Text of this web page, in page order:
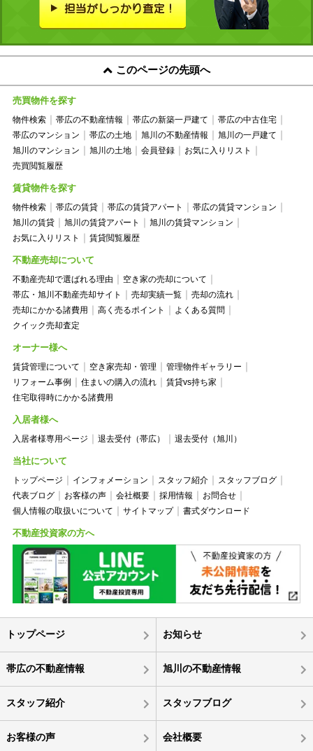
このページの先頭へ
売買物件を探す
物件検索 帯広の不動産情報 帯広の新築一戸建て
帯広の中古住宅
帯広のマンション
帯広の土地 旭川の不動産情報
旭川の一戸建て
旭川のマンション
旭川の土地 会員登録
お気に入りリスト
売買閲覧履歴
賃貸物件を探す
物件検索 帯広の賃貸 帯広の賃貸アパート
帯広の賃貸マンション
旭川の賃貸
旭川の賃貸アパート
旭川の賃貸マンション
お気に入りリスト
賃貸閲覧履歴
不動産売却について
不動産売却で選ばれる理由
空き家の売却について
帯広・旭川不動産売却サイト
売却実績一覧
売却の流れ
売却にかかる諸費用
高く売るポイント
よくある質問
クイック売却査定
オーナー様へ
賃貸管理について 空き家売却・管理
管理物件ギャラリー
リフォーム事例
住まいの購入の流れ
賃貸vs持ち家
住宅取得時にかかる諸費用
入居者様へ
入居者様専用ページ 退去受付（帯広） 退去受付（旭川）
当社について
トップページ インフォメーション スタッフ紹介
スタッフブログ
代表ブログ
お客様の声 会社概要 採用情報
お問合せ
個人情報の取扱いについて
サイトマップ 書式ダウンロード
不動産投資家の方へ
トップページ お知らせ
帯広の不動産情報 旭川の不動産情報
スタッフ紹介 スタッフブログ
お客様の声 会社概要